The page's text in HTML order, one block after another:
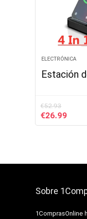
ELECTRÓNICA
Estación
€52.93
El
precio
€26.99
Sobre
1ComprasOnline